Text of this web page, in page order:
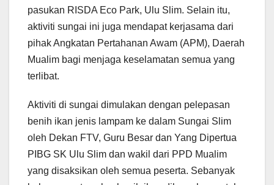
pasukan RISDA Eco Park, Ulu Slim. Selain itu,
aktiviti sungai ini juga mendapat kerjasama dari
pihak Angkatan Pertahanan Awam (APM), Daerah
Mualim bagi menjaga keselamatan semua yang
terlibat.
Aktiviti di sungai dimulakan dengan pelepasan
benih ikan jenis lampam ke dalam Sungai Slim
oleh Dekan FTV, Guru Besar dan Yang Dipertua
PIBG SK Ulu Slim dan wakil dari PPD Mualim
yang disaksikan oleh semua peserta. Sebanyak